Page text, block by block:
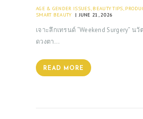
AGE & GENDER ISSUES BEAUTY TIPS
SMART BEAUTY
JUNE 21, 2026
เจาะลึกเทรนด์ “Weekend Surgery” น
ดวงตา…
READ MORE